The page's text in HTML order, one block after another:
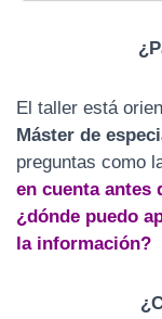
El taller está
Máster de
preguntas como
en cuenta antes
¿dónde puedo
la información?